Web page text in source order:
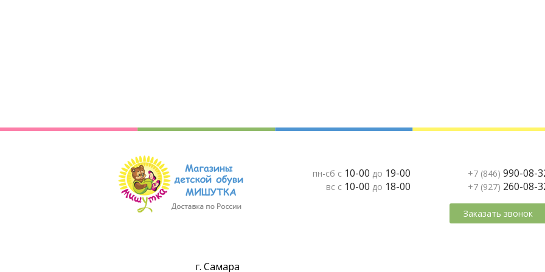
пн-сб с 10-00 до 19-00
вс с 10-00 до 18-00
+7 (846) 990-08-
+7 (927) 260-08-
Заказать звонок
г. Самара